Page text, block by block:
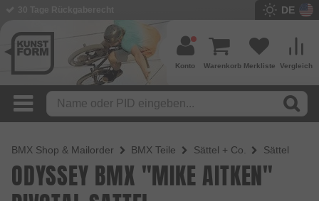
DE
Vergleich
Merkliste
Warenkorb
Konto
BMX Shop & Mailorder BMX Teile Sättel + Co. Sättel
ODYSSEY BMX "MIKE AITKEN"